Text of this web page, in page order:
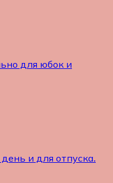
для юбок и
и для отпуска.